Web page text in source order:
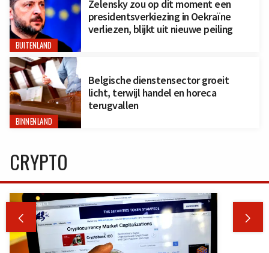
BUITENLAND
Zelensky zou op dit moment een
presidentsverkiezing in Oekraïne
verliezen, blijkt uit nieuwe peiling
BINNENLAND
Belgische dienstensector groeit
licht, terwijl handel en horeca
terugvallen
CRYPTO
 